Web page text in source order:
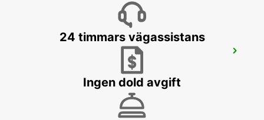
TAMMERFORS FLYGPLATS
24 timmars vägassistans
Ingen dold avgift